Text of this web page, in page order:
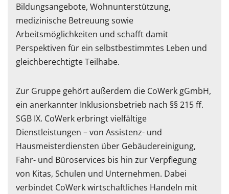
Bildungsangebote, Wohnunterstützung,
medizinische Betreuung sowie
Arbeitsmöglichkeiten und schafft damit
Perspektiven für ein selbstbestimmtes Leben und
gleichberechtigte Teilhabe.
Zur Gruppe gehört außerdem die CoWerk gGmbH,
ein anerkannter Inklusionsbetrieb nach §§ 215 ff.
SGB IX. CoWerk erbringt vielfältige
Dienstleistungen – von Assistenz- und
Hausmeisterdiensten über Gebäudereinigung,
Fahr- und Büroservices bis hin zur Verpflegung
von Kitas, Schulen und Unternehmen. Dabei
verbindet CoWerk wirtschaftliches Handeln mit